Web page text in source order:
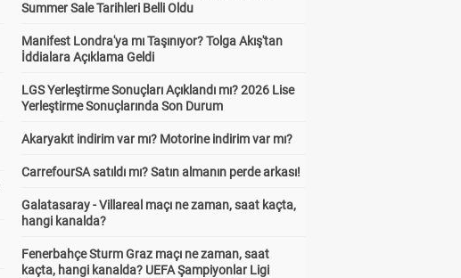
Summer Sale Tarihleri Belli Oldu
Manifest Londra'ya mı Taşınıyor? Tolga Akış'tan
İddialara Açıklama Geldi
LGS Yerleştirme Sonuçları Açıklandı mı? 2026 Lise
Yerleştirme Sonuçlarında Son Durum
Akaryakıt indirim var mı? Motorine indirim var mı?
CarrefourSA satıldı mı? Satın almanın perde arkası!
Galatasaray - Villareal maçı ne zaman, saat kaçta,
hangi kanalda?
Fenerbahçe Sturm Graz maçı ne zaman, saat
kaçta, hangi kanalda? UEFA Şampiyonlar Ligi